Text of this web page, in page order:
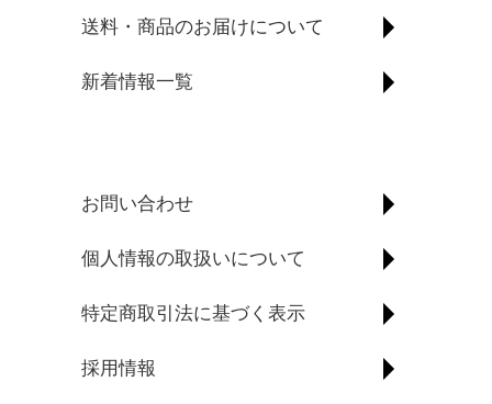
送料・商品のお届けについて
新着情報一覧
お問い合わせ
個人情報の取扱いについて
特定商取引法に基づく表示
採用情報